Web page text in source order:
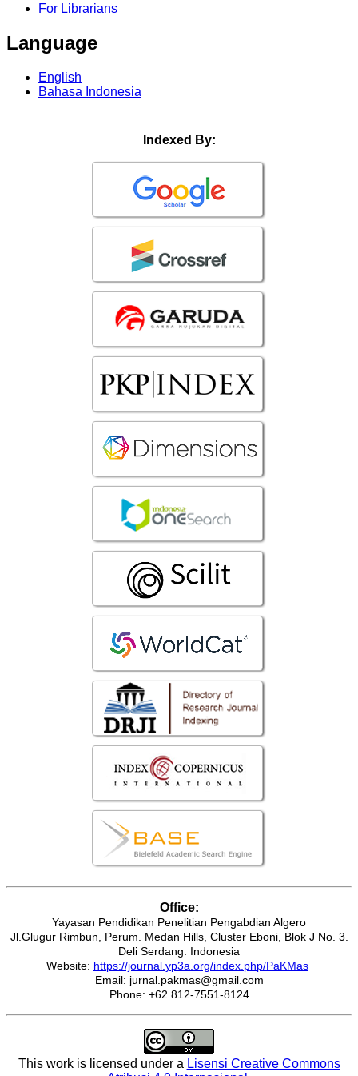
For Librarians
Language
English
Bahasa Indonesia
Indexed By:
Office:
Yayasan Pendidikan Penelitian Pengabdian Algero
Jl.Glugur Rimbun, Perum. Medan Hills, Cluster Eboni, Blok J No. 3.
Deli Serdang. Indonesia
Website: https://journal.yp3a.org/index.php/PaKMas
Email: jurnal.pakmas@gmail.com
Phone: +62 812-7551-8124
This work is licensed under a Lisensi Creative Commons